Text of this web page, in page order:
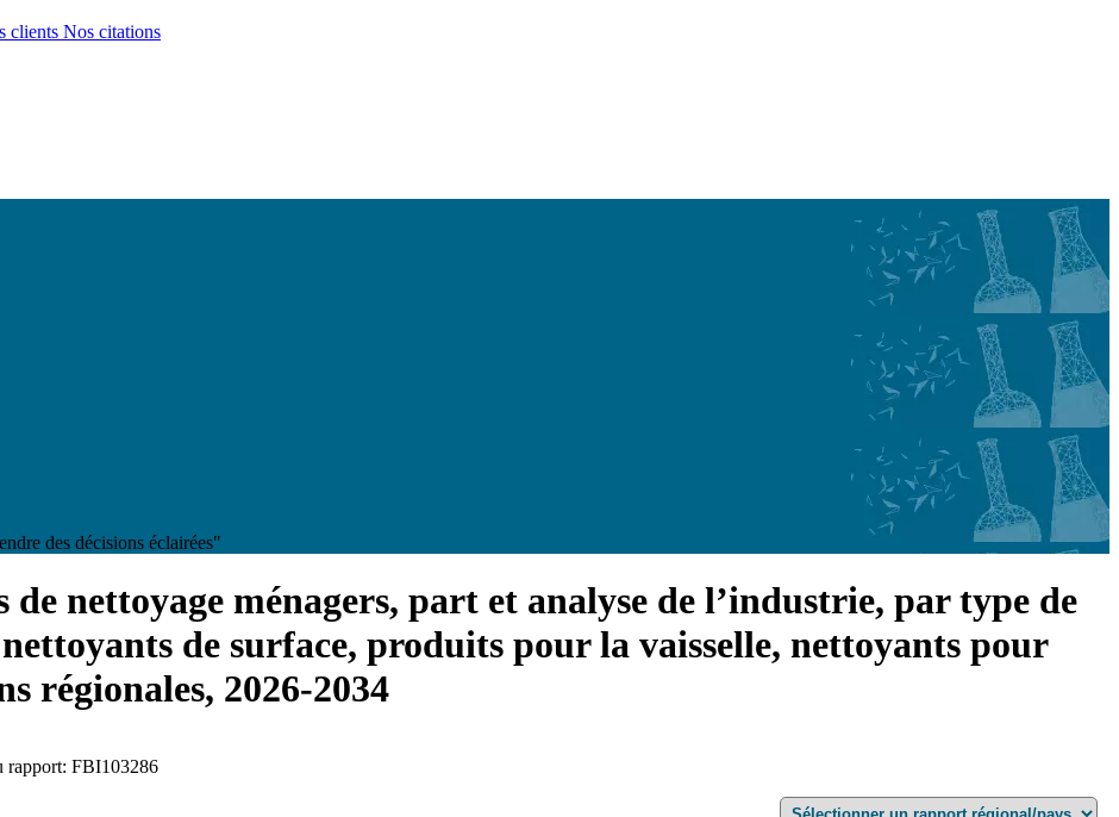
clients Nos citations
des décisions éclairées"
nettoyage ménagers, part et analyse de l’industrie, par type de
de surface, produits pour la vaisselle, nettoyants pour
régionales, 2026-2034
rapport: FBI103286